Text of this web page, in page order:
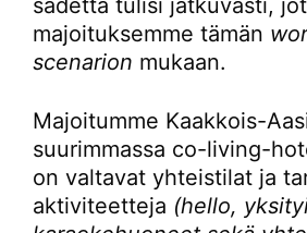
sadetta tulisi jatkuvasti,
majoituksemme tämän
scenarion mukaan.
Majoitumme Kaakkois-
suurimmassa co-living-
on valtavat yhteistilat ja
aktiviteetteja (hello,